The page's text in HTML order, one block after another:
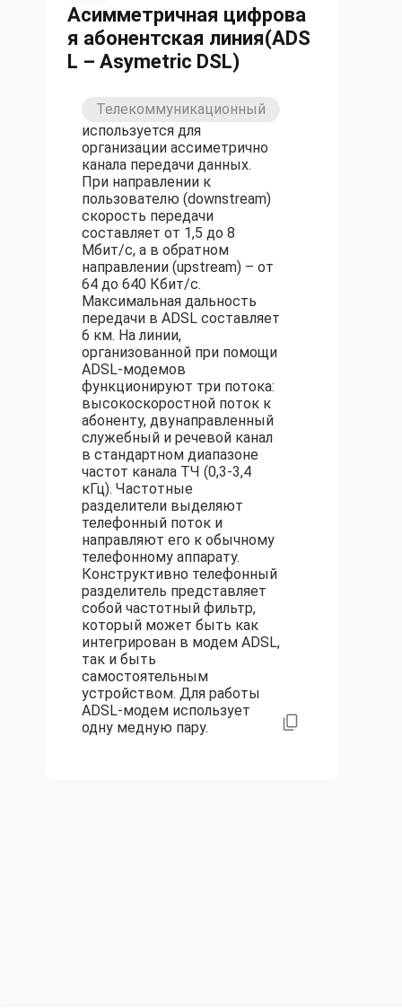
Асимметричная цифрова
я абонентская линия(ADS
L – Asymetric DSL)
Телекоммуникационный
используется для
организации ассиметрично
канала передачи данных.
При направлении к
пользователю (downstream)
скорость передачи
составляет от 1,5 до 8
Мбит/с, а в обратном
направлении (upstream) – от
64 до 640 Кбит/с.
Максимальная дальность
передачи в ADSL составляет
6 км. На линии,
организованной при помощи
ADSL-модемов
функционируют три потока:
высокоскоростной поток к
абоненту, двунаправленный
служебный и речевой канал
в стандартном диапазоне
частот канала ТЧ (0,3-3,4
кГц). Частотные
разделители выделяют
телефонный поток и
направляют его к обычному
телефонному аппарату.
Конструктивно телефонный
разделитель представляет
собой частотный фильтр,
который может быть как
интегрирован в модем ADSL,
так и быть
самостоятельным
устройством. Для работы
ADSL-модем использует
одну медную пару.